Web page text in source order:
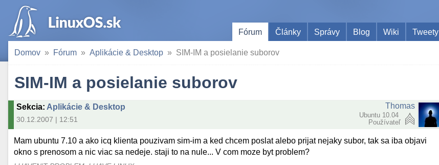
Fórum
Články Správy Blog Wiki Tweety
Domov Fórum Aplikácie & Desktop SIM-IM a posielanie suborov
SIM-IM a posielanie suborov
Sekcia: Aplikácie & Desktop
30.12.2007 | 12:51
Thomas
Ubuntu 10.04
Používateľ
Mam ubuntu 7.10 a ako icq klienta pouzivam sim-im a ked chcem poslat alebo prijat nejaky subor, tak sa iba objavi
okno s prenosom a nic viac sa nedeje. staji to na nule... V com moze byt problem?